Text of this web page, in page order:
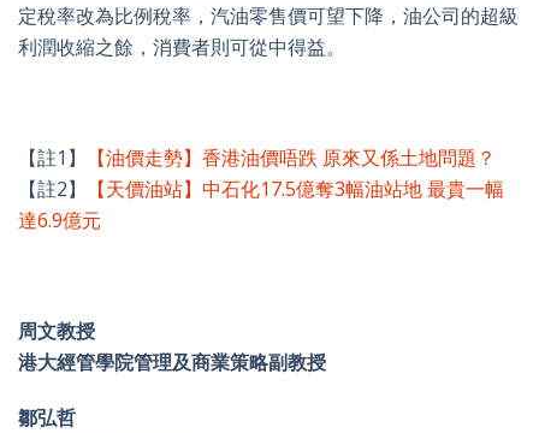
定稅率改為比例稅率，汽油零售價可望下降，油公司的超級
利潤收縮之餘，消費者則可從中得益。
【註1】
【油價走勢】香港油價唔跌 原來又係土地問題？
【註2】
【天價油站】中石化17.5億奪3幅油站地 最貴一幅
達6.9億元
周文教授
港大經管學院管理及商業策略副教授
鄒弘哲